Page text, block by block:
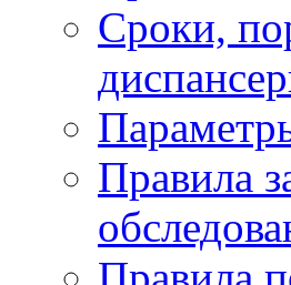
Сроки,
Правила